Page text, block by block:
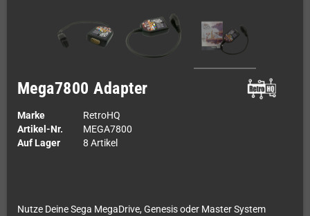
Mega7800 Adapter
Marke
RetroHQ
Artikel-Nr.
MEGA7800
Auf Lager
8 Artikel
Nutze Deine Sega MegaDrive, Genesis oder Master System